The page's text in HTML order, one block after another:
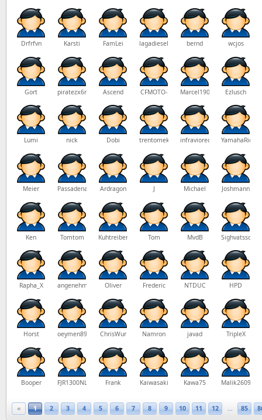
Drfrfvn Karsti FamLei lagadiesel bernd wcjos
Gort piratezx6r Ascend
CFMOTO-
Marcel19061996Ezlusch
Lumi nick Dobi trentomek infraviored YamahaRider3
Meier Passadena Ardragon J Michael Joshmann
Ken Tomtom Kuhtreiber Tom MvdB Sighvatssohn
Rapha_X angenehmerwildOliver Frederic NTDUC HPD
Horst oeymen89 ChrisWur Namron javad TripleX
Booper FJR1300NL Frank Kaiwasaki Kawa75 Malik2609
« 1 2 3 4 5 6 7 8 9 10 11 12 85